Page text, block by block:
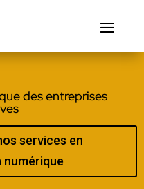
des entreprises
services en